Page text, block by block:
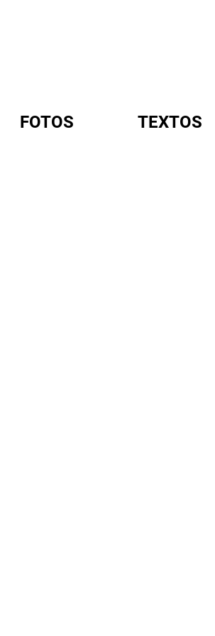
FOTOS TEXTOS